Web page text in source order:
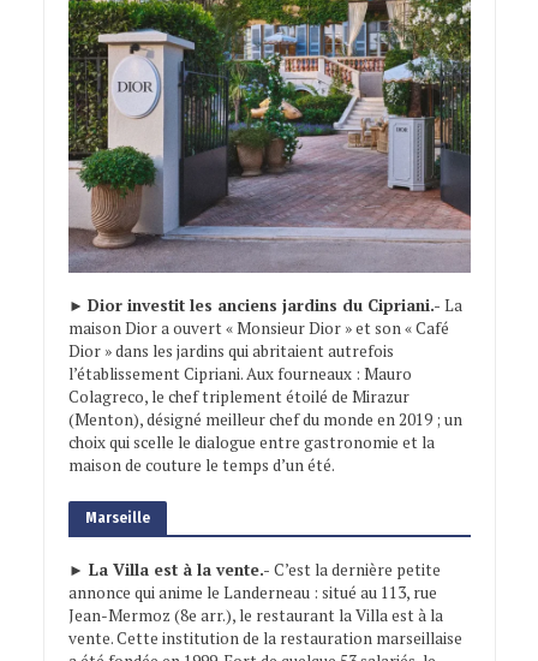
► Dior investit les anciens jardins du Cipriani.- La
maison Dior a ouvert « Monsieur Dior » et son « Café
Dior » dans les jardins qui abritaient autrefois
l’établissement Cipriani. Aux fourneaux : Mauro
Colagreco, le chef triplement étoilé de Mirazur
(Menton), désigné meilleur chef du monde en 2019 ; un
choix qui scelle le dialogue entre gastronomie et la
maison de couture le temps d’un été.
Marseille
► La Villa est à la vente.- C’est la dernière petite
annonce qui anime le Landerneau : situé au 113, rue
Jean-Mermoz (8e arr.), le restaurant la Villa est à la
vente. Cette institution de la restauration marseillaise